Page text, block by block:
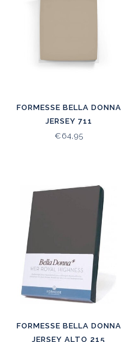
FORMESSE BELLA DONNA
JERSEY 711
€64,95
FORMESSE BELLA DONNA
JERSEY ALTO 215